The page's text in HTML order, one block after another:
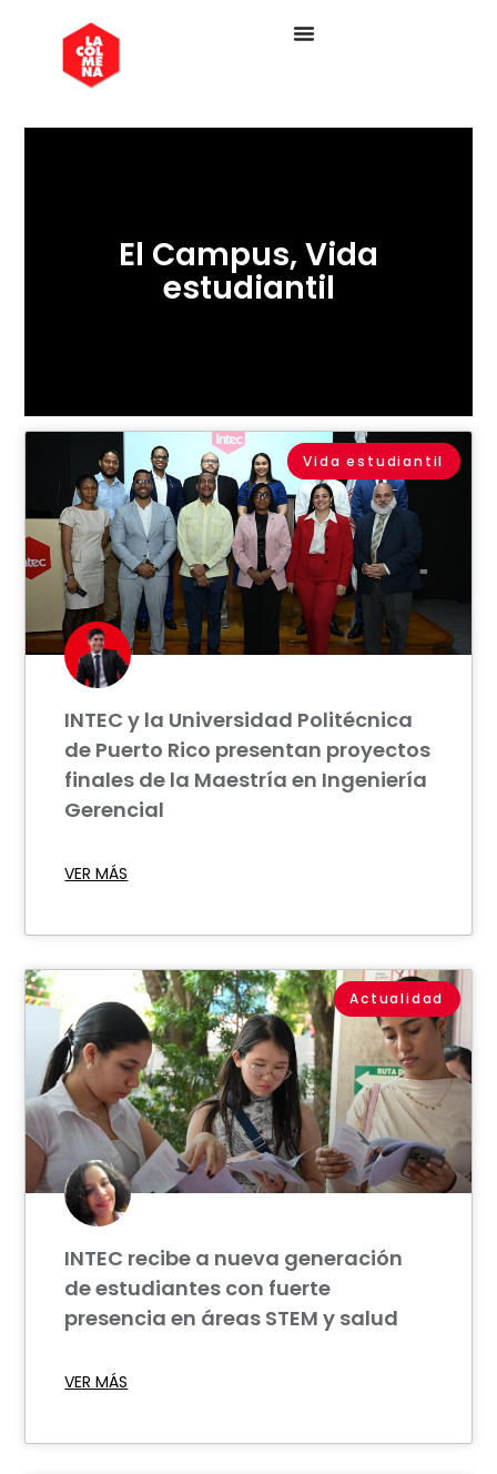
El Campus, Vida
estudiantil
Vida estudiantil
INTEC y la Universidad Politécnica
de Puerto Rico presentan proyectos
finales de la Maestría en Ingeniería
Gerencial
VER MÁS
Actualidad
INTEC recibe a nueva generación
de estudiantes con fuerte
presencia en áreas STEM y salud
VER MÁS